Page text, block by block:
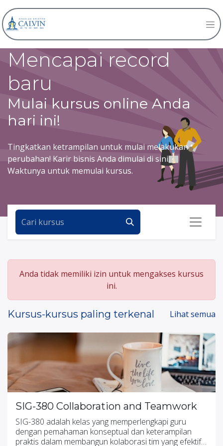
Mencapai record
baru
Mulai kursus online Anda
hari ini!
Tingkatkan ketrampilan untuk mulai melakukan
perubahan! Karir bisnis Anda dimulai di sini.
Waktunya untuk memulai kursus.
Anda tidak memiliki izin untuk mengakses kursus
ini.
Lihat semua
Kursus-kursus paling terkenal
SIG-380 Collaboration and Teamwork
SIG-380 adalah kelas yang memperlengkapi guru
dengan pemahaman konseptual dan keterampilan
praktis dalam membangun kolaborasi tim yang efektif